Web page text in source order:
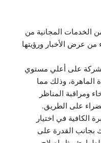
الخدمات المجانية من
من عرض الأخبار ورؤيتها
على أعلي مستوي
الماهرة، وذلك مما
ومراقبة المناظر
على الطريق.
الكافية في اختيار
بجانب القدرة على